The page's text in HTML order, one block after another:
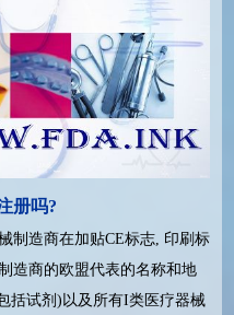
册吗?
制造商在加贴CE标志, 印刷标
造商的欧盟代表的名称和地
括试剂)以及所有I类医疗器械